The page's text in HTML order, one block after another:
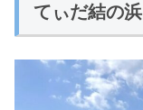
てぃだ結の浜